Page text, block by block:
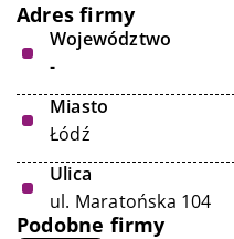
Adres firmy
Województwo
-
Miasto
Łódź
Ulica
ul. Maratońska 104
Podobne firmy